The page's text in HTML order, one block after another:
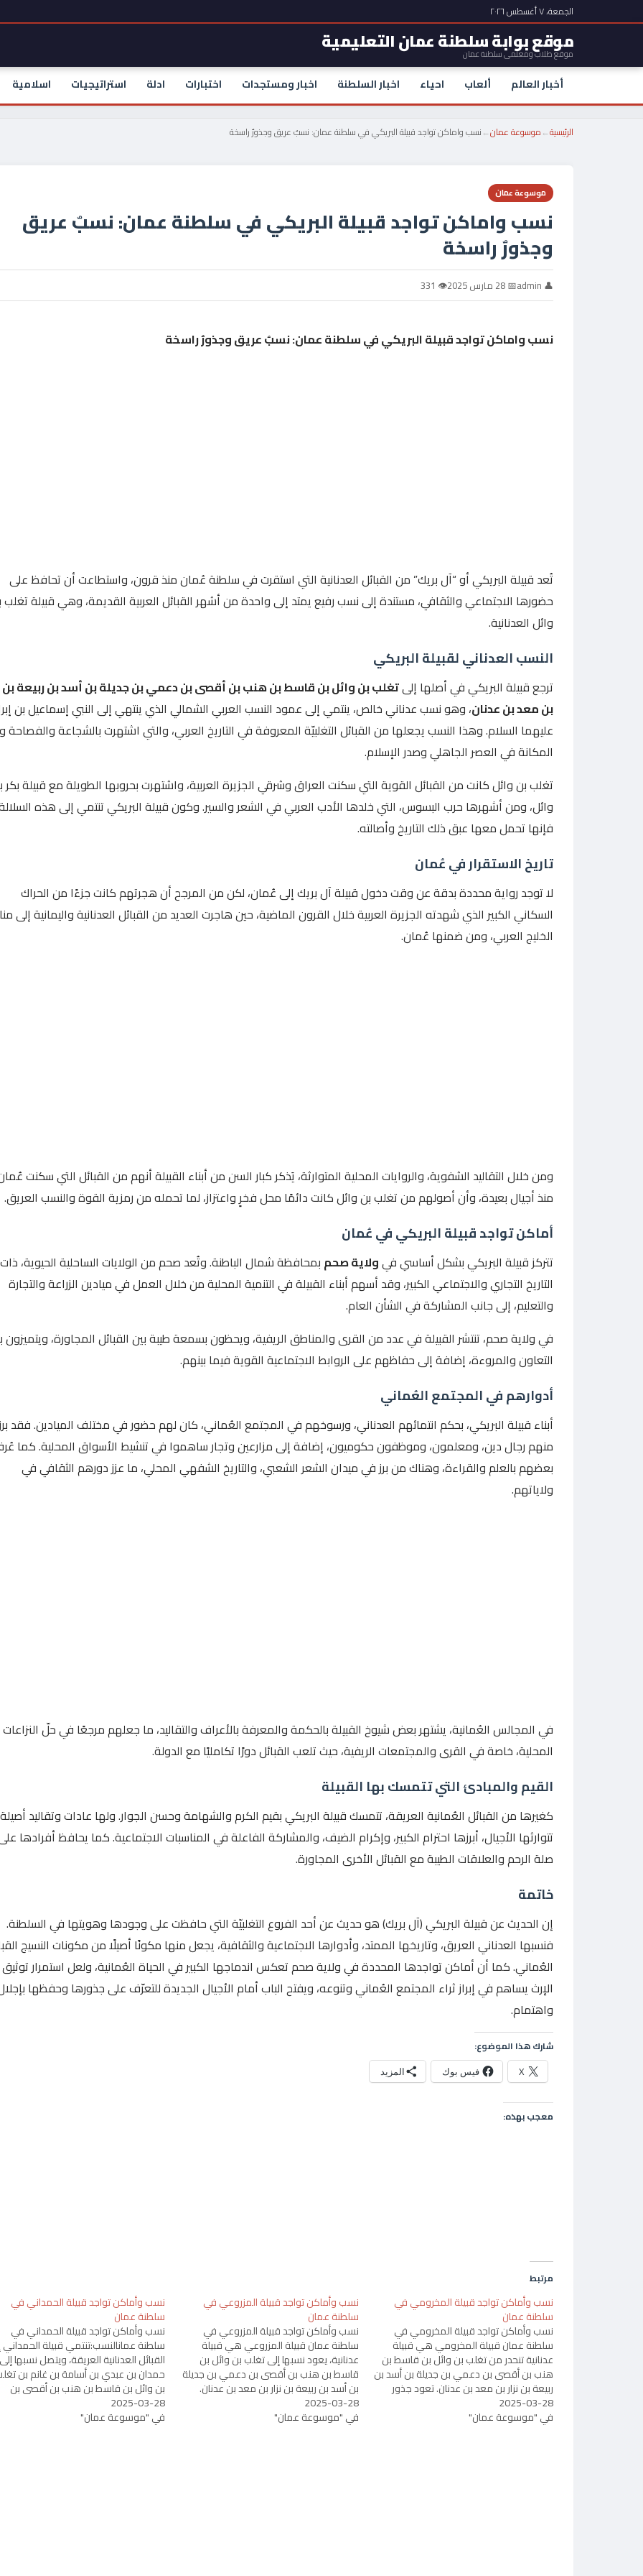
الجمعة، ٧ أغسطس ٢٠٢٦
موقع بوابة سلطنة عمان التعليمية
موقع طلاب ومعلمي سلطنة عمان
أخبار العالم ألعاب احياء اخبار السلطنة اخبار ومستجدات اختبارات ادلة استراتيجيات اسلامية
الرئيسية←موسوعة عمان←نسب واماكن تواجد قبيلة البريكي في سلطنة عمان: نسبٌ عريق وجذورٌ راسخة
موسوعة عمان
نسب واماكن تواجد قبيلة البريكي في سلطنة عمان: نسبٌ عريق
وجذورٌ راسخة
👤 admin 📅 28 مارس 2025 👁 331
نسب واماكن تواجد قبيلة البريكي في سلطنة عمان: نسبٌ عريق وجذورٌ راسخة
تُعد قبيلة البريكي أو “آل بريك” من القبائل العدنانية التي استقرت في سلطنة عُمان منذ قرون، واستطاعت أن تحافظ على
حضورها الاجتماعي والثقافي، مستندة إلى نسب رفيع يمتد إلى واحدة من أشهر القبائل العربية القديمة، وهي قبيلة تغلب
وائل العدنانية.
النسب العدناني لقبيلة البريكي
ترجع قبيلة البريكي في أصلها إلىتغلب بن وائل بن قاسط بن هنب بن أقصى بن دعمي بن جديلة بن أسد بن ربيعة بن
بن معد بن عدنان، وهو نسب عدناني خالص، ينتمي إلى عمود النسب العربي الشمالي الذي ينتهي إلى النبي إسماعيل بن
عليهما السلام. وهذا النسب يجعلها من القبائل التغلبيّة المعروفة في التاريخ العربي، والتي اشتهرت بالشجاعة والفصاحة
المكانة في العصر الجاهلي وصدر الإسلام.
تغلب بن وائل كانت من القبائل القوية التي سكنت العراق وشرقي الجزيرة العربية، واشتهرت بحروبها الطويلة مع قبيلة بكر
وائل، ومن أشهرها حرب البسوس، التي خلدها الأدب العربي في الشعر والسير. وكون قبيلة البريكي تنتمي إلى هذه
فإنها تحمل معها عبق ذلك التاريخ وأصالته.
تاريخ الاستقرار في عُمان
لا توجد رواية محددة بدقة عن وقت دخول قبيلة آل بريك إلى عُمان، لكن من المرجح أن هجرتهم كانت جزءًا من الحراك
السكاني الكبير الذي شهدته الجزيرة العربية خلال القرون الماضية، حين هاجرت العديد من القبائل العدنانية واليمانية إلى
الخليج العربي، ومن ضمنها عُمان.
ومن خلال التقاليد الشفوية، والروايات المحلية المتوارثة، يَذكر كبار السن من أبناء القبيلة أنهم من القبائل التي سكنت
منذ أجيال بعيدة، وأن أصولهم من تغلب بن وائل كانت دائمًا محل فخرٍ واعتزاز، لما تحمله من رمزية القوة والنسب العريق.
أماكن تواجد قبيلة البريكي في عُمان
تتركز قبيلة البريكي بشكل أساسي فيولاية صحم بمحافظة شمال الباطنة. وتُعد صحم من الولايات الساحلية الحيوية، ذات
التاريخ التجاري والاجتماعي الكبير، وقد أسهم أبناء القبيلة في التنمية المحلية من خلال العمل في ميادين الزراعة والتجارة
والتعليم، إلى جانب المشاركة في الشأن العام.
في ولاية صحم، تنتشر القبيلة في عدد من القرى والمناطق الريفية، ويحظون بسمعة طيبة بين القبائل المجاورة، ويتميزون
التعاون والمروءة، إضافة إلى حفاظهم على الروابط الاجتماعية القوية فيما بينهم.
أدوارهم في المجتمع العُماني
أبناء قبيلة البريكي، بحكم انتمائهم العدناني، ورسوخهم في المجتمع العُماني، كان لهم حضور في مختلف الميادين. فقد
منهم رجال دين، ومعلمون، وموظفون حكوميون، إضافة إلى مزارعين وتجار ساهموا في تنشيط الأسواق المحلية. كما
بعضهم بالعلم والقراءة، وهناك من برز في ميدان الشعر الشعبي، والتاريخ الشفهي المحلي، ما عزز دورهم الثقافي في
ولاياتهم.
في المجالس العُمانية، يشتهر بعض شيوخ القبيلة بالحكمة والمعرفة بالأعراف والتقاليد، ما جعلهم مرجعًا في حلّ النزاعات
المحلية، خاصة في القرى والمجتمعات الريفية، حيث تلعب القبائل دورًا تكامليًا مع الدولة.
القيم والمبادئ التي تتمسك بها القبيلة
كغيرها من القبائل العُمانية العريقة، تتمسك قبيلة البريكي بقيم الكرم والشهامة وحسن الجوار. ولها عادات وتقاليد
تتوارثها الأجيال، أبرزها احترام الكبير، وإكرام الضيف، والمشاركة الفاعلة في المناسبات الاجتماعية. كما يحافظ أفرادها
صلة الرحم والعلاقات الطيبة مع القبائل الأخرى المجاورة.
خاتمة
إن الحديث عن قبيلة البريكي (آل بريك) هو حديث عن أحد الفروع التغلبيّة التي حافظت على وجودها وهويتها في السلطنة.
فنسبها العدناني العريق، وتاريخها الممتد، وأدوارها الاجتماعية والثقافية، يجعل منها مكونًا أصيلًا من مكونات النسيج
العُماني. كما أن أماكن تواجدها المحددة في ولاية صحم تعكس اندماجها الكبير في الحياة العُمانية، ولعل استمرار
الإرث يساهم في إبراز ثراء المجتمع العُماني وتنوعه، ويفتح الباب أمام الأجيال الجديدة للتعرّف على جذورها وحفظها
واهتمام.
شارك هذا الموضوع:
X فيس بوك المزيد
معجب بهذه:
مرتبط
نسب وأماكن تواجد قبيلة المخرومي في
سلطنة عمان
نسب وأماكن تواجد قبيلة المخرومي في
سلطنة عمان قبيلة المخرومي هي قبيلة
عدنانية تنحدر من تغلب بن وائل بن قاسط بن
هنب بن أقصى بن دعمي بن جديلة بن أسد بن
ربيعة بن نزار بن معد بن عدنان. تعود جذور
هذه القبيلة إلى قحطان، وهي واحدة من
القبائل العريقة التي…
2025-03-28
في "موسوعة عمان"
نسب وأماكن تواجد قبيلة المزروعي في
سلطنة عمان
نسب وأماكن تواجد قبيلة المزروعي في
سلطنة عمان قبيلة المزروعي هي قبيلة
عدنانية، يعود نسبها إلى تغلب بن وائل بن
قاسط بن هنب بن أقصى بن دعمي بن جديلة
بن أسد بن ربيعة بن نزار بن معد بن عدنان.
تنتمي هذه القبيلة إلى قحطان، وتعد من
القبائل التي تحمل تاريخًا…
2025-03-28
في "موسوعة عمان"
نسب وأماكن تواجد قبيلة الحمداني في
سلطنة عمان
نسب وأماكن تواجد قبيلة الحمداني في
سلطنة عمانالنسب:تنتمي قبيلة الحمداني
القبائل العدنانية العريقة، ويتصل نسبها
حمدان بن عبدي بن أسامة بن غانم بن
بن وائل بن قاسط بن هنب بن أقصى بن
دعمي بن جديلة بن أسد بن ربيعة بن نزار
معد بن عدنان. ويُعد هذا…
2025-03-28
في "موسوعة عمان"